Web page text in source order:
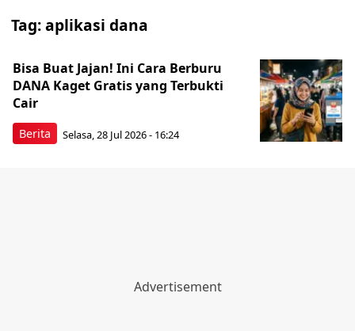
Tag:aplikasi dana
Berita
Bisa Buat Jajan! Ini Cara Berburu
DANA Kaget Gratis yang Terbukti
Cair
Selasa, 28 Jul 2026 - 16:24